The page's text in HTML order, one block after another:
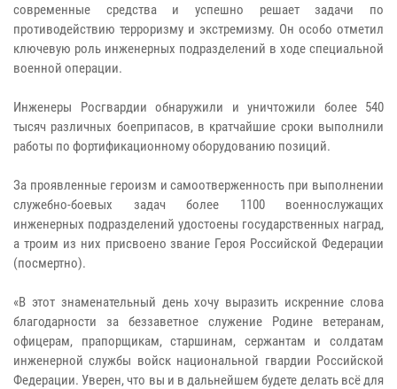
современные средства и успешно решает задачи по
противодействию терроризму и экстремизму. Он особо отметил
ключевую роль инженерных подразделений в ходе специальной
военной операции.
Инженеры Росгвардии обнаружили и уничтожили более 540
тысяч различных боеприпасов, в кратчайшие сроки выполнили
работы по фортификационному оборудованию позиций.
За проявленные героизм и самоотверженность при выполнении
служебно-боевых задач более 1100 военнослужащих
инженерных подразделений удостоены государственных наград,
а троим из них присвоено звание Героя Российской Федерации
(посмертно).
«В этот знаменательный день хочу выразить искренние слова
благодарности за беззаветное служение Родине ветеранам,
офицерам, прапорщикам, старшинам, сержантам и солдатам
инженерной службы войск национальной гвардии Российской
Федерации. Уверен, что вы и в дальнейшем будете делать всё для